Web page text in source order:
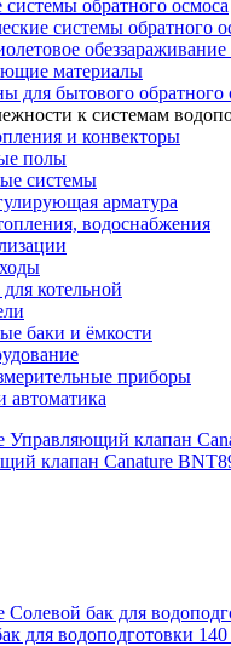
обратного осмоса
системы обратного
материалы
для бытового обратного
к системам
и конвекторы
полы
системы
арматура
водоснабжения
котельной
баки и ёмкости
приборы
автоматика
клапан Canature
для водоподготовки